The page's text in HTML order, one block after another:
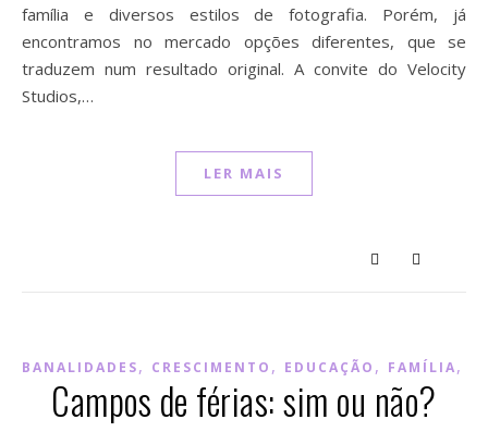
família e diversos estilos de fotografia. Porém, já
encontramos no mercado opções diferentes, que se
traduzem num resultado original. A convite do Velocity
Studios,…
LER MAIS
BANALIDADES, CRESCIMENTO , EDUCAÇÃO , FAMÍLIA,
Campos de férias: sim ou não?